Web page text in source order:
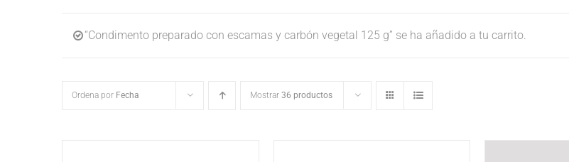
“Condimento preparado con escamas y carbón vegetal 125 g” se ha añadido a tu carrito.
Ordena por Fecha Mostrar 36 productos